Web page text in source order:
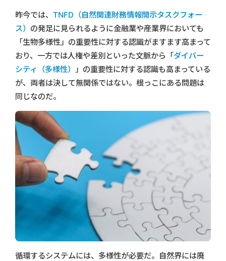
昨今では、 TNFD（自然関連財務情報開示タスクフォー
ス） の発足に見られるように金融業や産業界においても
「生物多様性」の重要性に対する認識がますます高まって
おり、一方では人権や差別といった文脈から「ダイバー
シティ（多様性） 」の重要性に対する認識も高まっている
が、両者は決して無関係ではない。根っこにある問題は
同じなのだ。
循環するシステムには、多様性が必要だ。自然界には廃